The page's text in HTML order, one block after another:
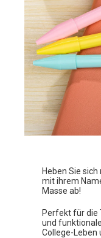
Heben Sie
mit ihrem
Masse ab!
Perfekt für die
und
College-Leben